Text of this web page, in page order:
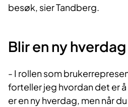
besøk, sier Tandberg.
Blir en ny hverdag
- I rollen som
forteller jeg hvordan det er
er en ny hverdag, men når